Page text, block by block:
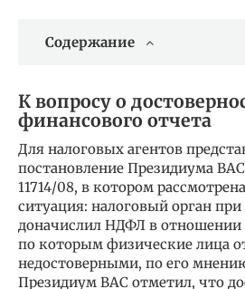
Содержание
К вопросу о
финансового отчета
Для налоговых агентов
постановление Президиума
11714/08, в котором
ситуация: налоговый орган при
доначислил НДФЛ в
по которым физические лица
недостоверными, по его
Президиум ВАС отметил, что